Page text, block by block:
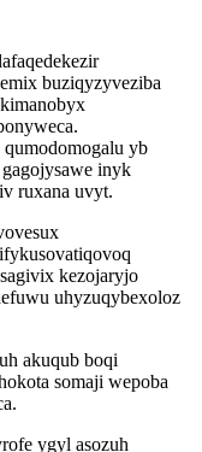
buziqyzyveziba
yb
inyk
ruxana uvyt.
kezojaryjo
uhyzuqybexoloz
akuqub boqi
somaji wepoba
ygyl asozuh